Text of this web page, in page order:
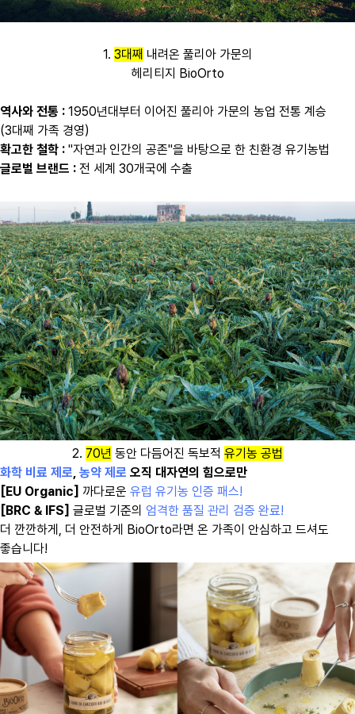
1. 3대째 내려온 풀리아 가문의
헤리티지 BioOrto
역사와 전통 : 1950년대부터 이어진 풀리아 가문의 농업 전통 계승
(3대째 가족 경영)
확고한 철학 : "자연과 인간의 공존"을 바탕으로 한 친환경 유기농법
글로벌 브랜드 : 전 세계 30개국에 수출
2. 70년 동안 다듬어진 독보적 유기농 공법
화학 비료 제로 농약 제로 오직 대자연의 힘으로만
[EU Organic] 까다로운 유럽 유기농 인증 패스!
[BRC & IFS] 글로벌 기준의 엄격한 품질 관리 검증 완료!
더 깐깐하게, 더 안전하게 BioOrto라면 온 가족이 안심하고 드셔도
좋습니다!